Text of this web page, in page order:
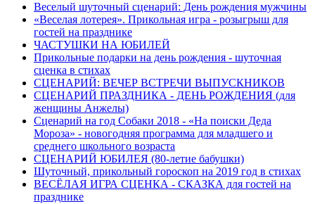
Веселый шуточный сценарий: День рождения мужчины
«Веселая лотерея». Прикольная игра - розыгрыш для
гостей на празднике
ЧАСТУШКИ НА ЮБИЛЕЙ
Прикольные подарки на день рождения - шуточная
сценка в стихах
СЦЕНАРИЙ: ВЕЧЕР ВСТРЕЧИ ВЫПУСКНИКОВ
СЦЕНАРИЙ ПРАЗДНИКА - ДЕНЬ РОЖДЕНИЯ (для
женщины Анжелы)
Сценарий на год Собаки 2018 - «На поиски Деда
Мороза» - новогодняя программа для младшего и
среднего школьного возраста
СЦЕНАРИЙ ЮБИЛЕЯ (80-летие бабушки)
Шуточный, прикольный гороскоп на 2019 год в стихах
ВЕСЁЛАЯ ИГРА СЦЕНКА - СКАЗКА для гостей на
празднике